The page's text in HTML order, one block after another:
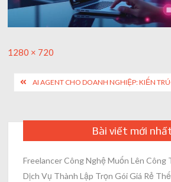
AI agent cho doanh nghiệp khác chatbot
Full
1280 × 720
PostAI AGENT CHO DOANH NGHIỆP: KIẾN
Bài viết mới
Freelancer Công Nghệ Muốn Lên Công
Dịch Vụ Thành Lập Trọn Gói Giá Rẻ